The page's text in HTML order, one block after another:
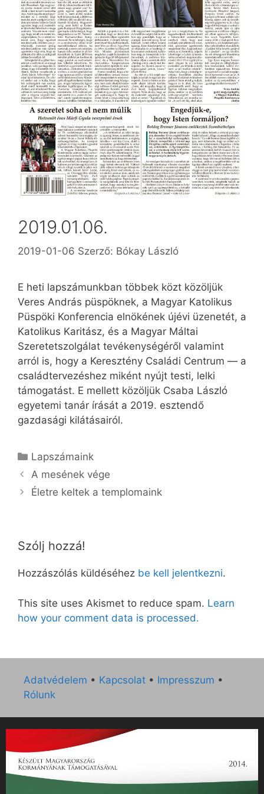
2019.01.06.
2019-01-06 Szerző: Bókay László
E heti lapszámunkban többek közt közöljük
Veres András püspöknek, a Magyar Katolikus
Püspöki Konferencia elnökének újévi üzenetét, a
Katolikus Karitász, és a Magyar Máltai
Szeretetszolgálat tevékenységéről valamint
arról is, hogy a Keresztény Családi Centrum — a
családtervezéshez miként nyújt testi, lelki
támogatást. E mellett közöljük Csaba László
egyetemi tanár írását a 2019. esztendő
gazdasági kilátásairól.
Kategória
Lapszámaink
A mesének vége
Életre keltek a templomaink
Szólj hozzá!
Hozzászólás küldéséhez be kell jelentkezni.
This site uses Akismet to reduce spam. Learn
how your comment data is processed.
Adatvédelem • Kapcsolat • Impresszum •
Rólunk